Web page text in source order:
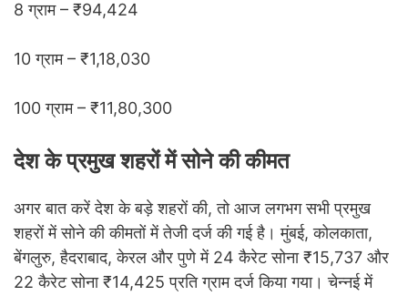
8 ग्राम – ₹94,424
10 ग्राम – ₹1,18,030
100 ग्राम – ₹11,80,300
देश के प्रमुख शहरों में सोने की कीमत
अगर बात करें देश के बड़े शहरों की, तो आज लगभग सभी प्रमुख
शहरों में सोने की कीमतों में तेजी दर्ज की गई है। मुंबई, कोलकाता,
बेंगलुरु, हैदराबाद, केरल और पुणे में 24 कैरेट सोना ₹15,737 और
22 कैरेट सोना ₹14,425 प्रति ग्राम दर्ज किया गया। चेन्नई में